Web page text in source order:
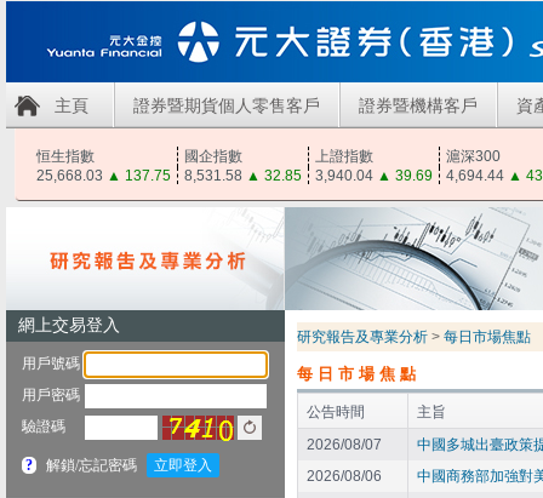
主頁 證券暨期貨個人零售客戶 證券暨機構客戶 資
恒生指數 國企指數 上證指數
滬深300
25,668.03 ▲ 137.75 8,531.58 ▲ 32.85 3,940.04 ▲ 39.69 4,694.44 ▲
研究報告及專業分析 > 每日市場焦點
每日市場焦點
公告時間
主旨
2026/08/07
中國多城出臺政策
2026/08/06
中國商務部加強對